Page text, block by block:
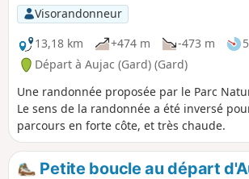
un repas au petit restaurant face à
l'église (fermé le mercredi). On a jeté un
coup d'œil au menu, en passant, et on a
bien fait de s'y arrêter !
Visorandonneur
13,18 km
+474 m -473 m
Départ à Aujac (Gard) (Gard)
Une randonnée proposée par le Parc
Le sens de la randonnée a été inversé
parcours en forte côte, et très chaude.
Petite boucle au départ